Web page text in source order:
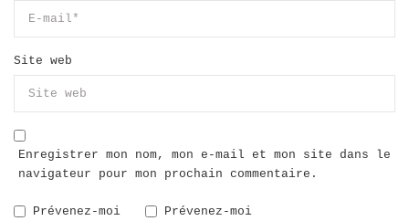
Site web
Enregistrer mon nom, mon e-mail et mon site dans le
navigateur pour mon prochain commentaire.
Prévenez-moi
Prévenez-moi